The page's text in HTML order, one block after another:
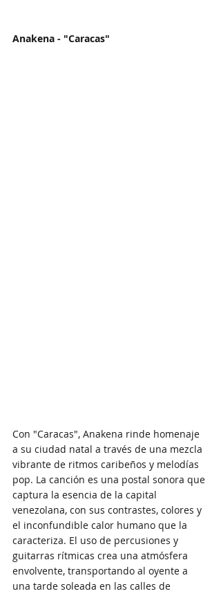
Anakena - "Caracas"
Con "Caracas", Anakena rinde homenaje
a su ciudad natal a través de una mezcla
vibrante de ritmos caribeños y melodías
pop. La canción es una postal sonora que
captura la esencia de la capital
venezolana, con sus contrastes, colores y
el inconfundible calor humano que la
caracteriza. El uso de percusiones y
guitarras rítmicas crea una atmósfera
envolvente, transportando al oyente a
una tarde soleada en las calles de